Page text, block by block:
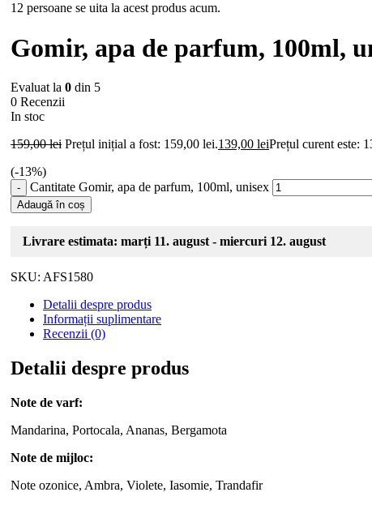
12 persoane se uita la acest produs acum.
Gomir, apa de parfum, 100ml,
Evaluat la 0 din 5
0 Recenzii
In stoc
159,00lei Prețul inițial a fost: 159,00 lei.139,00 leiPrețul curent este:
(-13%)
Cantitate Gomir, apa de parfum, 100ml, unisex
Adaugă în coș
Livrare estimata: marți 11. august - miercuri 12. august
SKU: AFS1580
Detalii despre produs
Informații suplimentare
Recenzii (0)
Detalii despre produs
Note de varf:
Mandarina, Portocala, Ananas, Bergamota
Note de mijloc:
Note ozonice, Ambra, Violete, Iasomie, Trandafir